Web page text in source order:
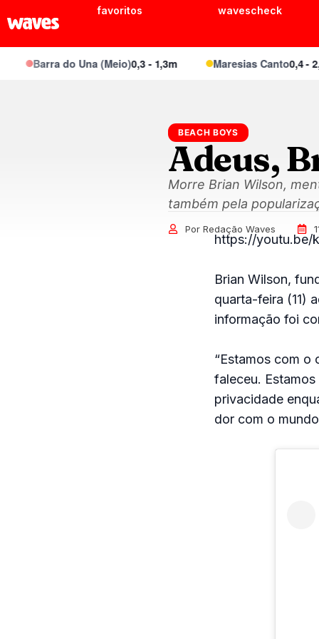
favoritos wavescheck
Barra do Una (Meio)0,3 - 1,3m Maresias Canto0,4 - 2,1m
BEACH BOYS
Adeus,
Morre Brian Wilson,
também pela
Por Redação Waves
https://youtu.be/
Brian Wilson,
quarta-feira (11)
informação foi
“Estamos com o
faleceu.
privacidade
dor com o